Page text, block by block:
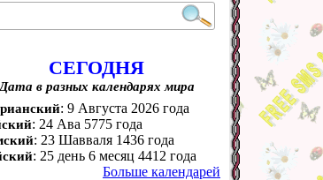
СЕГОДНЯ
Дата в разных календарях мира
: 9 Августа 2026 года
: 24 Ава 5775 года
: 23 Шавваля 1436 года
: 25 день 6 месяц 4412 года
Больше календарей